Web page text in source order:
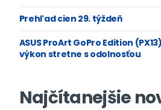
Prehľad cien 29. týždeň
ASUS ProArt GoPro Edition
výkon stretne s odolnosťou
Najčítanejšie